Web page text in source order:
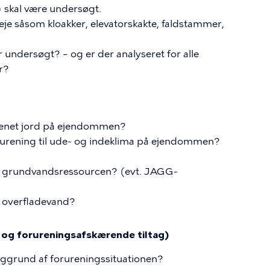
være undersøgt.
såsom kloakker, elevatorskakte, faldstammer,
– og er der analyseret for alle
jord på ejendommen?
til ude- og indeklima på ejendommen?
(evt. JAGG-
forureningsafskærende tiltag)
af forureningssituationen?